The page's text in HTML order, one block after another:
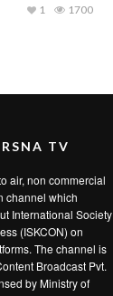
1700
1
TV
air, non commercial
channel which
International Society
(ISKCON) on
The channel is
Broadcast Pvt.
by Ministry of